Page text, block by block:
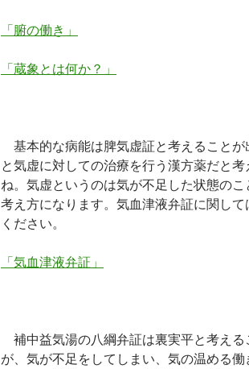
「腑の働き」
「蔵象とは何か？」
基本的な病能は脾気虚証と考えることが
と気虚に対しての治療を行う漢方薬だと
ね。気虚というのは気が不足した状態の
考え方になります。気血津液弁証に関し
ください。
「気血津液弁証」
補中益気湯の八綱弁証は裏実平と考える
が、気が不足をしてしまい、気の温める